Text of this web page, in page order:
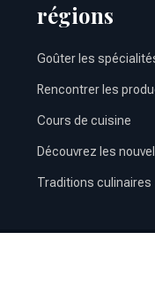
régions
Goûter les
Rencontrer les
Cours de cuisine
Découvrez les
Traditions culinaires